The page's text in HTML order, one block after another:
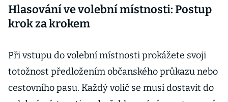
Hlasování ve volební místnosti: Postup
krok za krokem
Při vstupu do volební místnosti prokážete svoji
totožnost předložením občanského průkazu nebo
cestovního pasu. Každý volič se musí dostavit do